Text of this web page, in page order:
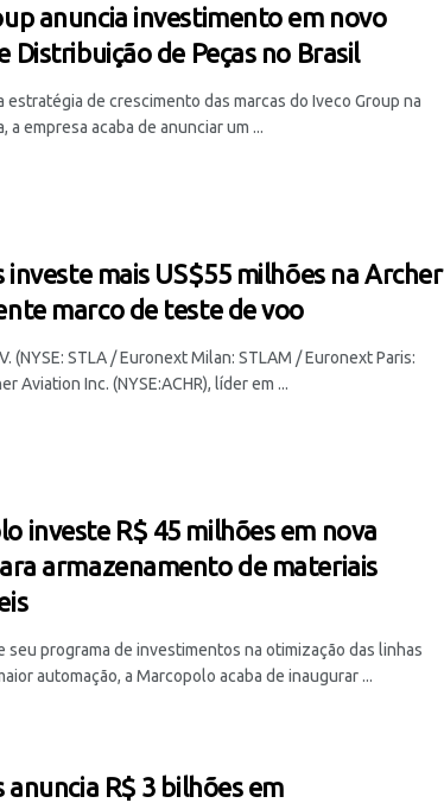
anuncia investimento em novo
Distribuição de Peças no Brasil
estratégia de crescimento das marcas do Iveco Group na
a empresa acaba de anunciar um ...
investe mais US$55 milhões na Archer
marco de teste de voo
(NYSE: STLA / Euronext Milan: STLAM / Euronext Paris:
Aviation Inc. (NYSE:ACHR), líder em ...
investe R$ 45 milhões em nova
armazenamento de materiais
seu programa de investimentos na otimização das linhas
automação, a Marcopolo acaba de inaugurar ...
anuncia R$ 3 bilhões em